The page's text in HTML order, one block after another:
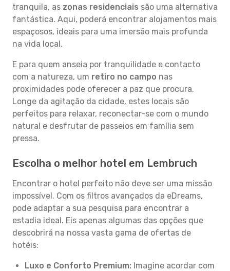
tranquila, as zonas residenciais são uma alternativa
fantástica. Aqui, poderá encontrar alojamentos mais
espaçosos, ideais para uma imersão mais profunda
na vida local.
E para quem anseia por tranquilidade e contacto
com a natureza, um retiro no campo nas
proximidades pode oferecer a paz que procura.
Longe da agitação da cidade, estes locais são
perfeitos para relaxar, reconectar-se com o mundo
natural e desfrutar de passeios em família sem
pressa.
Escolha o melhor hotel em Lembruch
Encontrar o hotel perfeito não deve ser uma missão
impossível. Com os filtros avançados da eDreams,
pode adaptar a sua pesquisa para encontrar a
estadia ideal. Eis apenas algumas das opções que
descobrirá na nossa vasta gama de ofertas de
hotéis:
Luxo e Conforto Premium: Imagine acordar com